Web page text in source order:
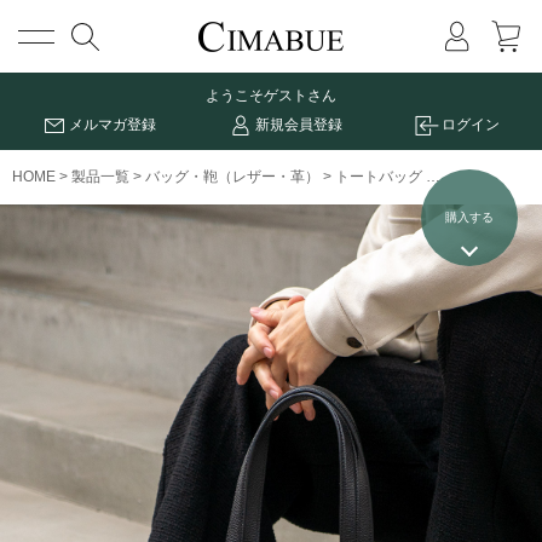
メニュー
ようこそゲストさん
メルマガ登録
新規会員登録 ログイン
HOME 製品一覧 バッグ・鞄（レザー・革） トートバッグ グレイン撥水
購入する